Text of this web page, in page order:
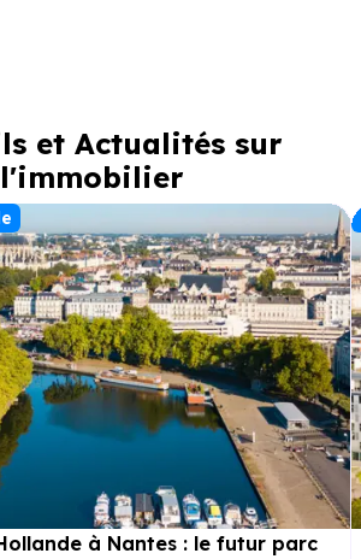
et Actualités sur
l'immobilier
à Nantes : le futur parc